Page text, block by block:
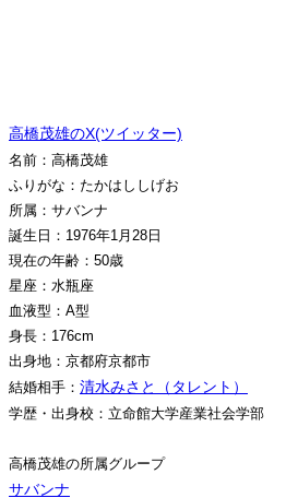
高橋茂雄のX(ツイッター)
名前：高橋茂雄
ふりがな：たかはししげお
所属：サバンナ
誕生日：1976年1月28日
現在の年齢：50歳
星座：水瓶座
血液型：A型
身長：176cm
出身地：京都府京都市
結婚相手： 清水みさと（タレント）
学歴・出身校：立命館大学産業社会学部
高橋茂雄の所属グループ
サバンナ